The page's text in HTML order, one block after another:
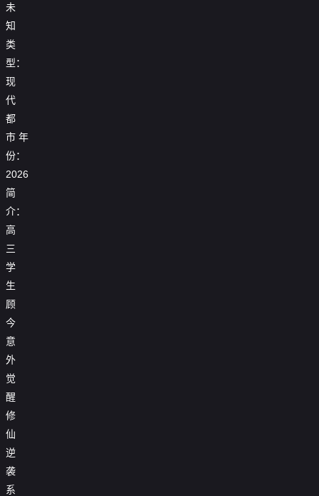
未
知
类
型：
现
代
都
市 年
份：
2026
简
介：
高
三
学
生
顾
今
意
外
觉
醒
修
仙
逆
袭
系